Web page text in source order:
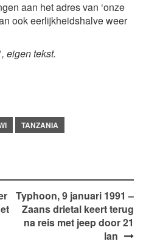
aan het adres van ‘onze
ook eerlijkheidshalve weer
eigen tekst.
TANZANIA
Typhoon, 9 januari 1991 –
Zaans drietal keert terug
na reis met jeep door 21
lan